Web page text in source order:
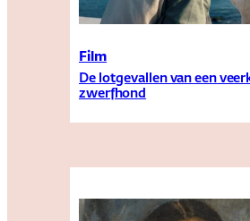
Film
De lotgevallen van een
zwerfhond